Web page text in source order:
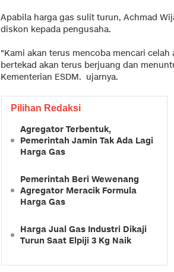
Apabila harga gas sulit turun, Achmad
diskon kepada pengusaha.
"Kami akan terus mencoba mencari
bertekad akan terus berjuang dan
Kementerian ESDM. ujarnya.
Pilihan Redaksi
Agregator Terbentuk,
Pemerintah Jamin Tak Ada Lagi
Harga Gas
Pemerintah Beri Wewenang
Agregator Meracik Formula
Harga Gas
Harga Jual Gas Industri Dikaji
Turun Saat Elpiji 3 Kg Naik